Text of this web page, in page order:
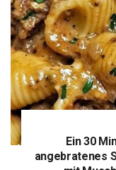
Ein 30
angebratenes